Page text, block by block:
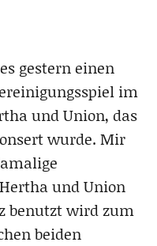
gestern einen
im
und Union, das
wurde. Mir
und Union
benutzt wird zum
beiden